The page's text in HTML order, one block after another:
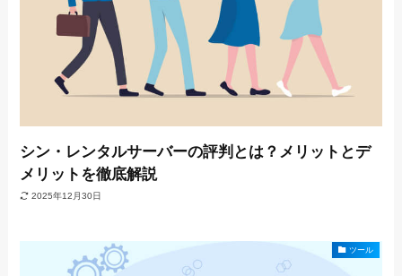
シン・レンタルサーバーの評判とは？メリットとデ
メリットを徹底解説
2025年12月30日
ツール